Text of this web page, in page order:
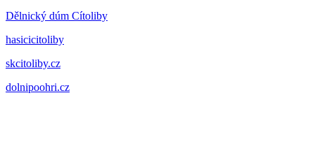
Dělnický dúm Cítoliby
hasicicitoliby
skcitoliby.cz
dolnipoohri.cz